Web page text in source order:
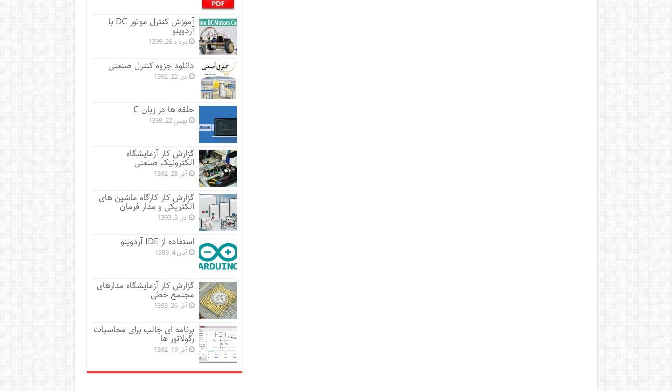
آموزش کنترل موتور DC با
آردوینو
مرداد 26, 1399
دانلود جزوه کنترل صنعتی
دی 22, 1392
حلقه ها در زبان C
بهمن 22, 1398
گزارش کار آزمایشگاه
الکترونیک صنعتی
آذر 28, 1392
گزارش کار کارگاه ماشین های
الکتریکی و مدار فرمان
دی 3, 1393
استفاده از IDE آردوینو
آبان 4, 1399
گزارش کار آزمایشگاه مدارهای
مجتمع خطی
آذر 26, 1393
برنامه ای جالب برای محاسبات
رگولاتور ها
آذر 19, 1392